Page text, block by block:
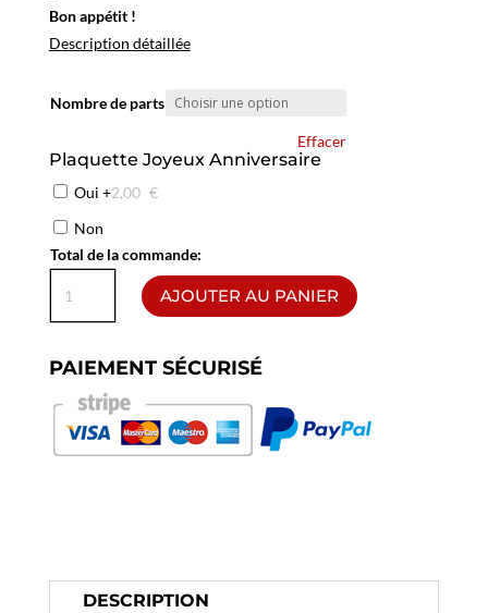
Bon appétit !
Description détaillée
Nombre de parts
Effacer
Plaquette Joyeux Anniversaire
Oui +2,00 €
Non
Total de la commande:
Honoré
Chantilly
AJOUTER AU PANIER
PAIEMENT SÉCURISÉ
DESCRIPTION